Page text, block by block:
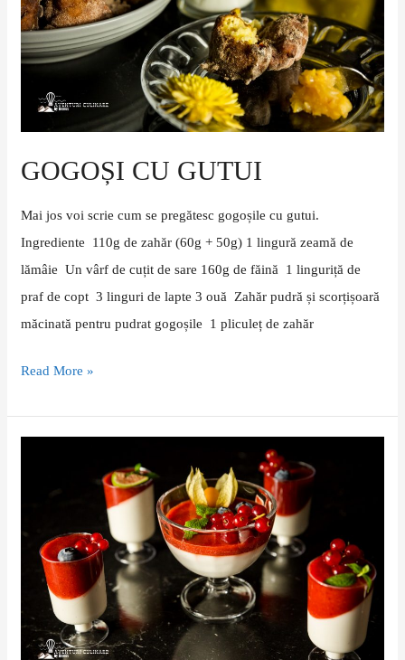
GOGOȘI CU GUTUI
Mai jos voi scrie cum se pregătesc gogoșile cu gutui.
Ingrediente 110g de zahăr (60g + 50g) 1 lingură zeamă de
lămâie Un vârf de cuțit de sare 160g de făină 1 linguriță de
praf de copt 3 linguri de lapte 3 ouă Zahăr pudră și scorțișoară
măcinată pentru pudrat gogoșile 1 pliculeț de zahăr
Read More »
rețetă
budincă
italiană